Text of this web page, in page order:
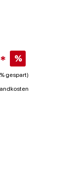
%
gespart)